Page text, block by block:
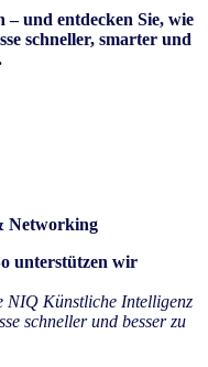
– und entdecken Sie, wie
schneller, smarter und
Networking
unterstützen wir
NIQ Künstliche Intelligenz
schneller und besser zu